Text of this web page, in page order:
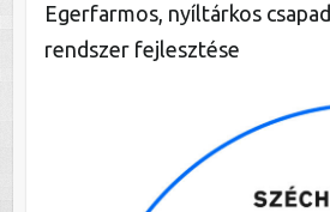
Egerfarmos, nyíltárkos
rendszer fejlesztése